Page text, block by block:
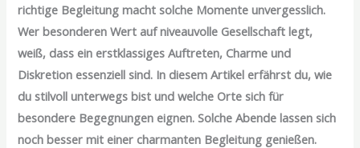
richtige Begleitung macht solche Momente unvergesslich.
Wer besonderen Wert auf niveauvolle Gesellschaft legt,
weiß, dass ein erstklassiges Auftreten, Charme und
Diskretion essenziell sind. In diesem Artikel erfährst du, wie
du stilvoll unterwegs bist und welche Orte sich für
besondere Begegnungen eignen. Solche Abende lassen sich
noch besser mit einer charmanten Begleitung genießen.